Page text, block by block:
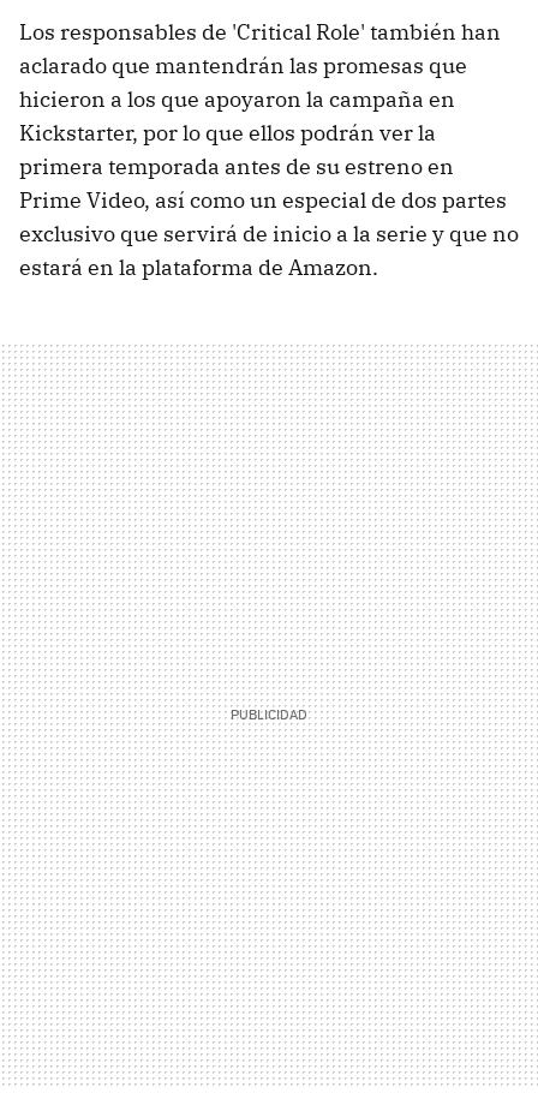
Los responsables de 'Critical Role' también han
aclarado que mantendrán las promesas que
hicieron a los que apoyaron la campaña en
Kickstarter, por lo que ellos podrán ver la
primera temporada antes de su estreno en
Prime Video, así como un especial de dos partes
exclusivo que servirá de inicio a la serie y que no
estará en la plataforma de Amazon.